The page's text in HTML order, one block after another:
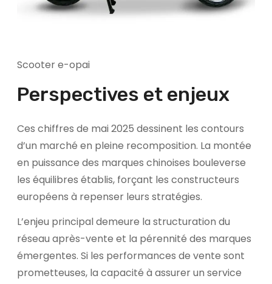
Scooter e-opai
Perspectives et enjeux
Ces chiffres de mai 2025 dessinent les contours
d’un marché en pleine recomposition. La montée
en puissance des marques chinoises bouleverse
les équilibres établis, forçant les constructeurs
européens à repenser leurs stratégies.
L’enjeu principal demeure la structuration du
réseau après-vente et la pérennité des marques
émergentes. Si les performances de vente sont
prometteuses, la capacité à assurer un service